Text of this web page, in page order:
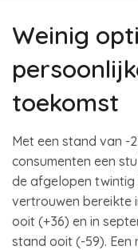
Weinig
toekomst
Met een stand van -
consumenten een
de afgelopen twintig
vertrouwen bereikte
ooit (+36) en in
stand ooit (-59).